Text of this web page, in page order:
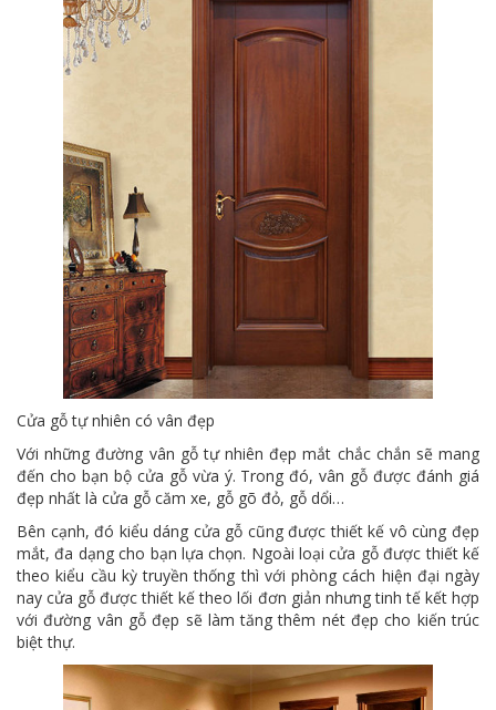
Cửa gỗ tự nhiên có vân đẹp
Với những đường vân gỗ tự nhiên đẹp mắt chắc chắn sẽ mang
đến cho bạn bộ cửa gỗ vừa ý. Trong đó, vân gỗ được đánh giá
đẹp nhất là cửa gỗ căm xe, gỗ gõ đỏ, gỗ dổi…
Bên cạnh, đó kiểu dáng cửa gỗ cũng được thiết kế vô cùng đẹp
mắt, đa dạng cho bạn lựa chọn. Ngoài loại cửa gỗ được thiết kế
theo kiểu cầu kỳ truyền thống thì với phòng cách hiện đại ngày
nay cửa gỗ được thiết kế theo lối đơn giản nhưng tinh tế kết hợp
với đường vân gỗ đẹp sẽ làm tăng thêm nét đẹp cho kiến trúc
biệt thự.